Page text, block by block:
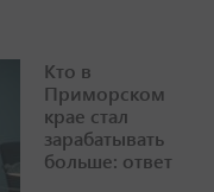
Кто в
Приморском
крае стал
зарабатывать
больше: ответ